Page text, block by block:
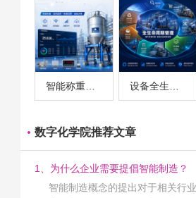
智能称重系统案例 设备全生命周期管理案例
数字化学院推荐文章
1、为什么企业需要提倡智能制造？
智能制造概念的提出对于相关行